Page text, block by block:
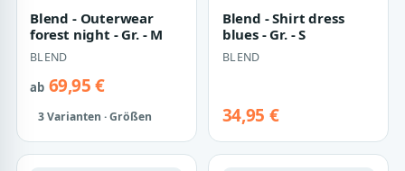
Blend - Outerwear
forest night - Gr. - M
BLEND
ab69,95 €
3 Varianten · Größen
Blend - Shirt dress
blues - Gr. - S
BLEND
34,95 €